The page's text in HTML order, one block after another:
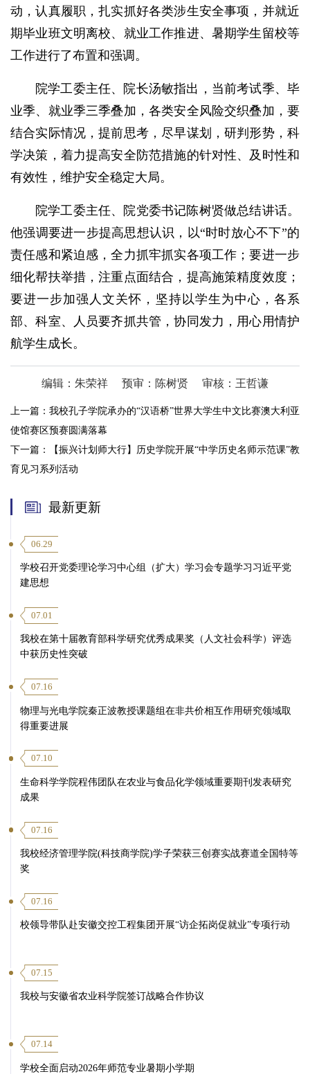
动，认真履职，扎实抓好各类涉生安全事项，并就近
期毕业班文明离校、就业工作推进、暑期学生留校等
工作进行了布置和强调。
院学工委主任、院长汤敏指出，当前考试季、毕
业季、就业季三季叠加，各类安全风险交织叠加，要
结合实际情况，提前思考，尽早谋划，研判形势，科
学决策，着力提高安全防范措施的针对性、及时性和
有效性，维护安全稳定大局。
院学工委主任、院党委书记陈树贤做总结讲话。
他强调要进一步提高思想认识，以“时时放心不下”的
责任感和紧迫感，全力抓牢抓实各项工作；要进一步
细化帮扶举措，注重点面结合，提高施策精度效度；
要进一步加强人文关怀，坚持以学生为中心，各系
部、科室、人员要齐抓共管，协同发力，用心用情护
航学生成长。
编辑：朱荣祥 预审：陈树贤 审核：王哲谦
上一篇： 我校孔子学院承办的“汉语桥”世界大学生中文比赛澳大利亚
使馆赛区预赛圆满落幕
下一篇：
【振兴计划师大行】历史学院开展“中学历史名师示范课”教
育见习系列活动
最新更新
06.29
学校召开党委理论学习中心组（扩大）学习会专题学习习近平党
建思想
07.01
我校在第十届教育部科学研究优秀成果奖（人文社会科学）评选
中获历史性突破
07.16
物理与光电学院秦正波教授课题组在非共价相互作用研究领域取
得重要进展
07.10
生命科学学院程伟团队在农业与食品化学领域重要期刊发表研究
成果
07.16
我校经济管理学院(科技商学院)学子荣获三创赛实战赛道全国特等
奖
07.16
校领导带队赴安徽交控工程集团开展“访企拓岗促就业”专项行动
07.15
我校与安徽省农业科学院签订战略合作协议
07.14
学校全面启动2026年师范专业暑期小学期